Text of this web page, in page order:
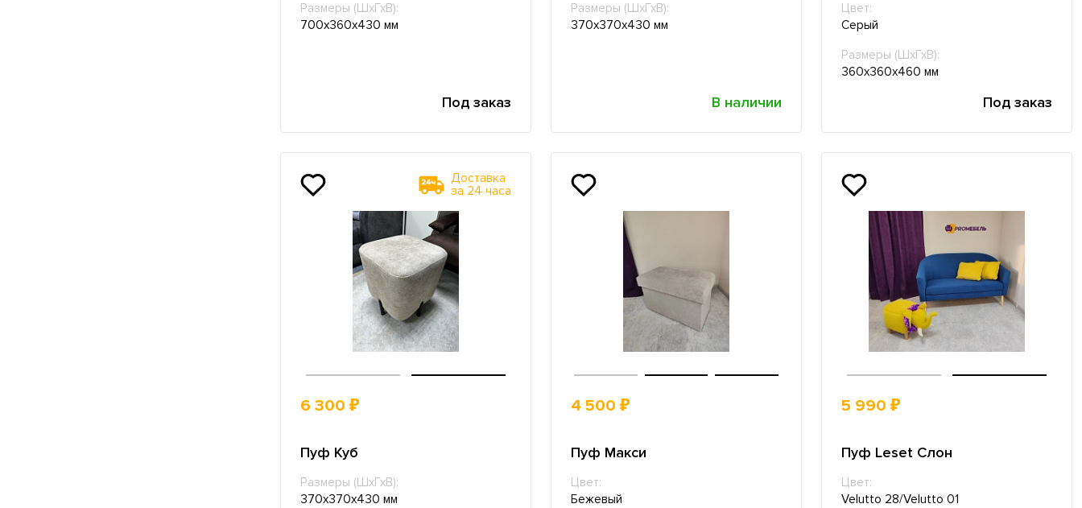
Размеры (ШхГхВ):
700х360х430 мм
Под заказ
Размеры (ШхГхВ):
370х370х430 мм
В наличии
Цвет:
Серый
Размеры (ШхГхВ):
360х360х460 мм
Под заказ
Доставка
за 24 часа
6 300 ₽
Пуф Куб
Размеры (ШхГхВ):
370х370х430 мм
4 500 ₽
Пуф Макси
Цвет:
Бежевый
5 990 ₽
Пуф Leset Слон
Цвет:
Velutto 28/Velutto 01